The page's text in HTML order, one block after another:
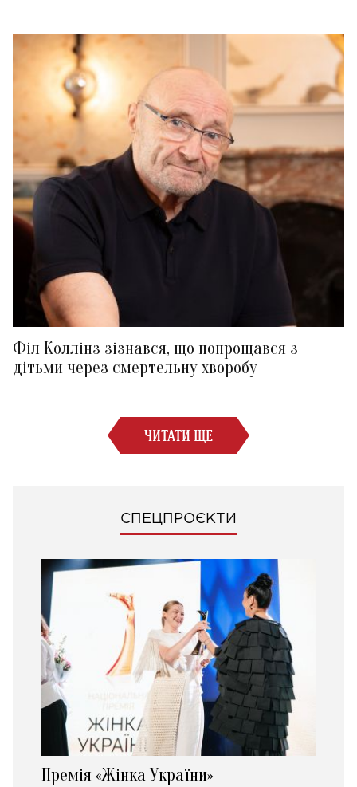
Філ Коллінз зізнався, що попрощався з
дітьми через смертельну хворобу
ЧИТАТИ ЩЕ
СПЕЦПРОЄКТИ
Премія «Жінка України»